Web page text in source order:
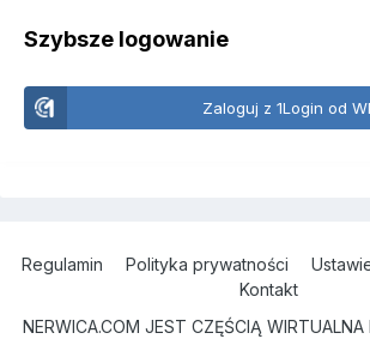
Szybsze logowanie
Zaloguj z 1Login od
Regulamin Polityka prywatności
Kontakt
NERWICA.COM JEST CZĘŚCIĄ WIRTUALNA